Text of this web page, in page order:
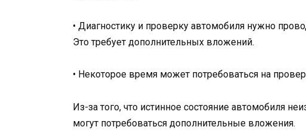
• Диагностику и проверку автомобиля нужно
Это требует дополнительных вложений.
• Некоторое время может потребоваться на
Из-за того, что истинное состояние автомобиля
могут потребоваться дополнительные вложения.